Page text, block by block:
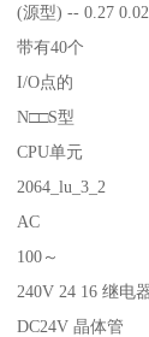
(源型) -- 0.27
带有40个
I/O点的
N□□S型
CPU单元
2064_lu_3_2
AC
100～
240V 24 16 继电
DC24V 晶体管